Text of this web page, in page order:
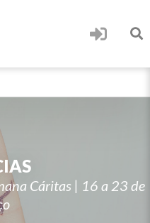
Cáritas | 16 a 23 de